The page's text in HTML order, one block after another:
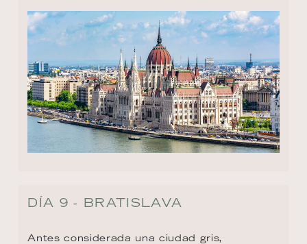
DÍA 9 - BRATISLAVA
Antes considerada una ciudad gris,